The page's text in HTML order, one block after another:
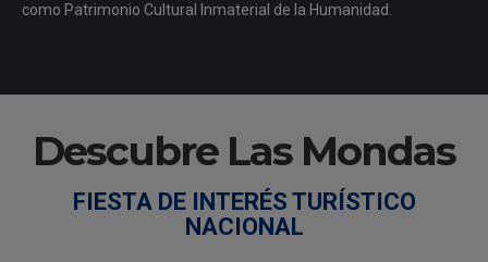
como Patrimonio Cultural Inmaterial de la Humanidad.
Descubre Las Mondas
FIESTA DE INTERÉS TURÍSTICO
NACIONAL